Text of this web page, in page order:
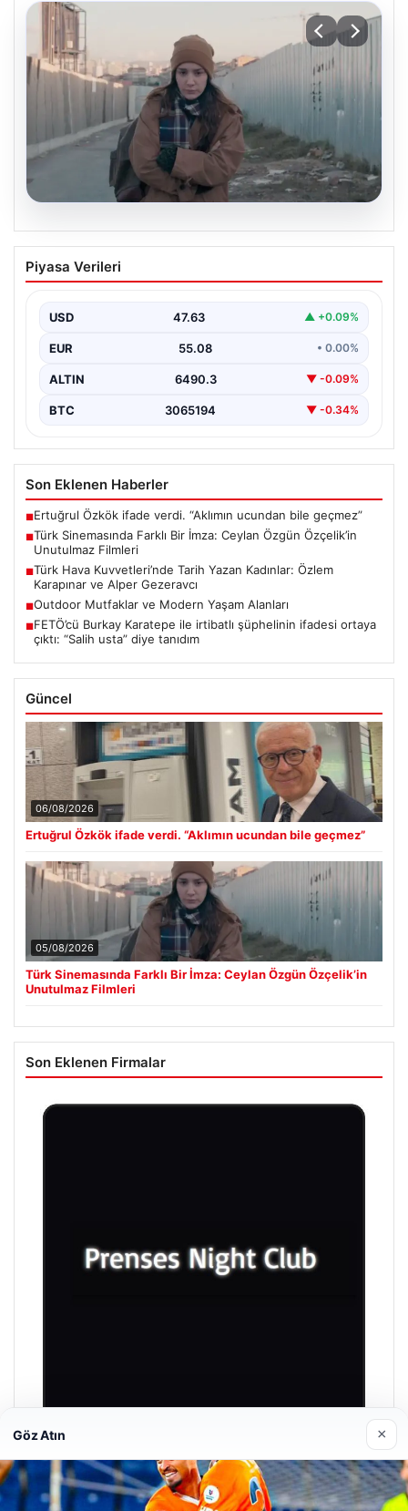
Türk Sinemasında Farklı Bir İmza:
Ceylan Özgün Özçelik’in Unutulmaz
Türk sinemasında kendine özgü ve etkileyici bir anlatım
Piyasa Verileri
USD 47.63 ▲ +0.09%
EUR 55.08 • 0.00%
ALTIN 6490.3 ▼ -0.09%
BTC 3065194 ▼ -0.34%
Son Eklenen Haberler
■Ertuğrul Özkök ifade verdi. “Aklımın ucundan bile geçmez”
■Türk Sinemasında Farklı Bir İmza: Ceylan Özgün Özçelik’in
Unutulmaz Filmleri
■Türk Hava Kuvvetleri’nde Tarih Yazan Kadınlar: Özlem
Karapınar ve Alper Gezeravcı
■Outdoor Mutfaklar ve Modern Yaşam Alanları
■FETÖ’cü Burkay Karatepe ile irtibatlı şüphelinin ifadesi ortaya
çıktı: “Salih usta” diye tanıdım
Güncel
06/08/2026
Ertuğrul Özkök ifade verdi. “Aklımın ucundan bile geçmez”
05/08/2026
Türk Sinemasında Farklı Bir İmza: Ceylan Özgün Özçelik’in
Unutulmaz Filmleri
Son Eklenen Firmalar
Prenses Night Club
29/04/2026
Göz Atın ×